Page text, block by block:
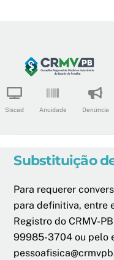
content
Siscad Anuidade Denúncia
Substituição
Para requerer
para definitiva, entre
Registro do CRMV-
99985-3704 ou pelo